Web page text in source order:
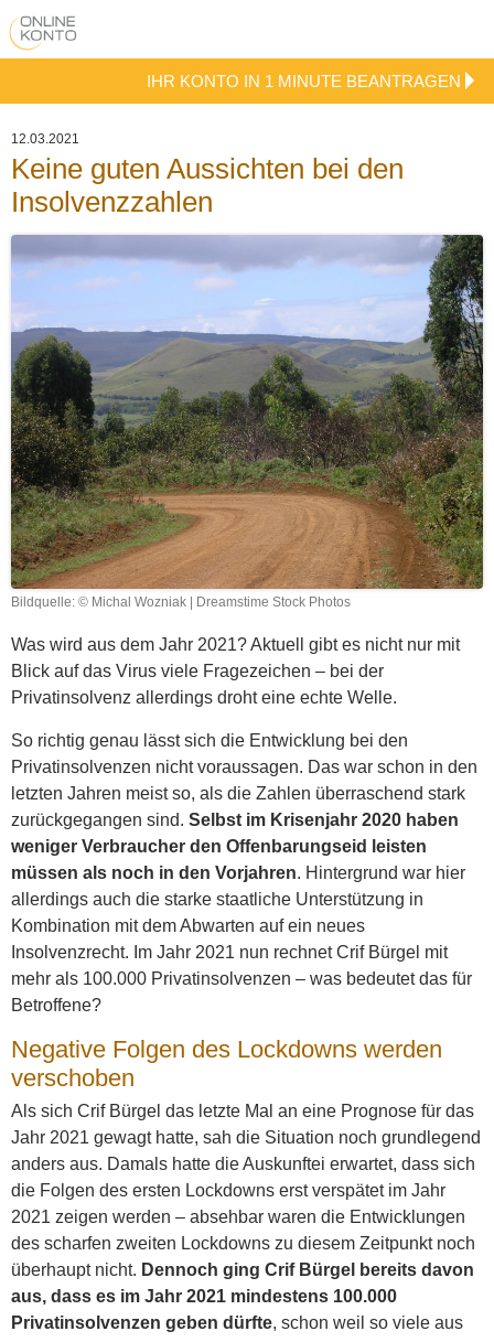
IHR KONTO IN 1 MINUTE BEANTRAGEN
12.03.2021
Keine guten Aussichten bei den
Insolvenzzahlen
Bildquelle: © Michal Wozniak | Dreamstime Stock Photos
Was wird aus dem Jahr 2021? Aktuell gibt es nicht nur mit
Blick auf das Virus viele Fragezeichen – bei der
Privatinsolvenz allerdings droht eine echte Welle.
So richtig genau lässt sich die Entwicklung bei den
Privatinsolvenzen nicht voraussagen. Das war schon in den
letzten Jahren meist so, als die Zahlen überraschend stark
zurückgegangen sind. Selbst im Krisenjahr 2020 haben
weniger Verbraucher den Offenbarungseid leisten
müssen als noch in den Vorjahren. Hintergrund war hier
allerdings auch die starke staatliche Unterstützung in
Kombination mit dem Abwarten auf ein neues
Insolvenzrecht. Im Jahr 2021 nun rechnet Crif Bürgel mit
mehr als 100.000 Privatinsolvenzen – was bedeutet das für
Betroffene?
Negative Folgen des Lockdowns werden
verschoben
Als sich Crif Bürgel das letzte Mal an eine Prognose für das
Jahr 2021 gewagt hatte, sah die Situation noch grundlegend
anders aus. Damals hatte die Auskunftei erwartet, dass sich
die Folgen des ersten Lockdowns erst verspätet im Jahr
2021 zeigen werden – absehbar waren die Entwicklungen
des scharfen zweiten Lockdowns zu diesem Zeitpunkt noch
überhaupt nicht. Dennoch ging Crif Bürgel bereits davon
aus, dass es im Jahr 2021 mindestens 100.000
Privatinsolvenzen geben dürfte, schon weil so viele aus